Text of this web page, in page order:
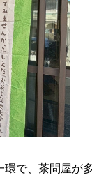
で、茶問屋